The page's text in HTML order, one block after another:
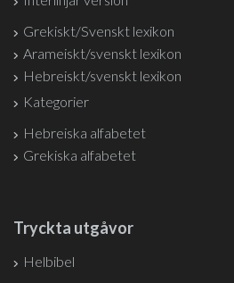
Grekiskt/Svenskt lexikon
Arameiskt/svenskt lexikon
Hebreiskt/svenskt lexikon
Kategorier
Hebreiska alfabetet
Grekiska alfabetet
Tryckta utgåvor
Helbibel